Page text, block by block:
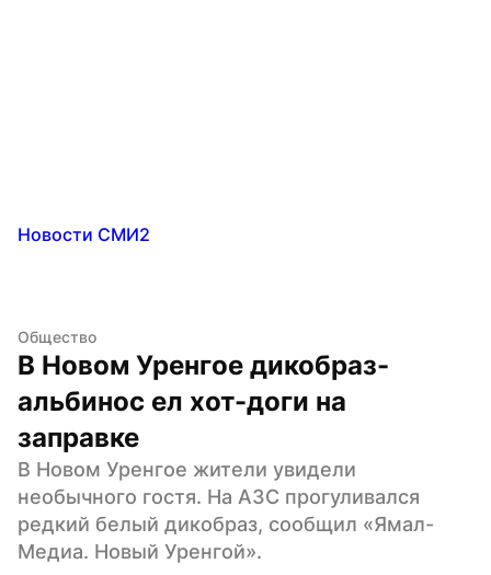
Новости СМИ2
Общество
В Новом Уренгое дикобраз-
альбинос ел хот-доги на
заправке
В Новом Уренгое жители увидели
необычного гостя. На АЗС прогуливался
редкий белый дикобраз, сообщил «Ямал-
Медиа. Новый Уренгой».